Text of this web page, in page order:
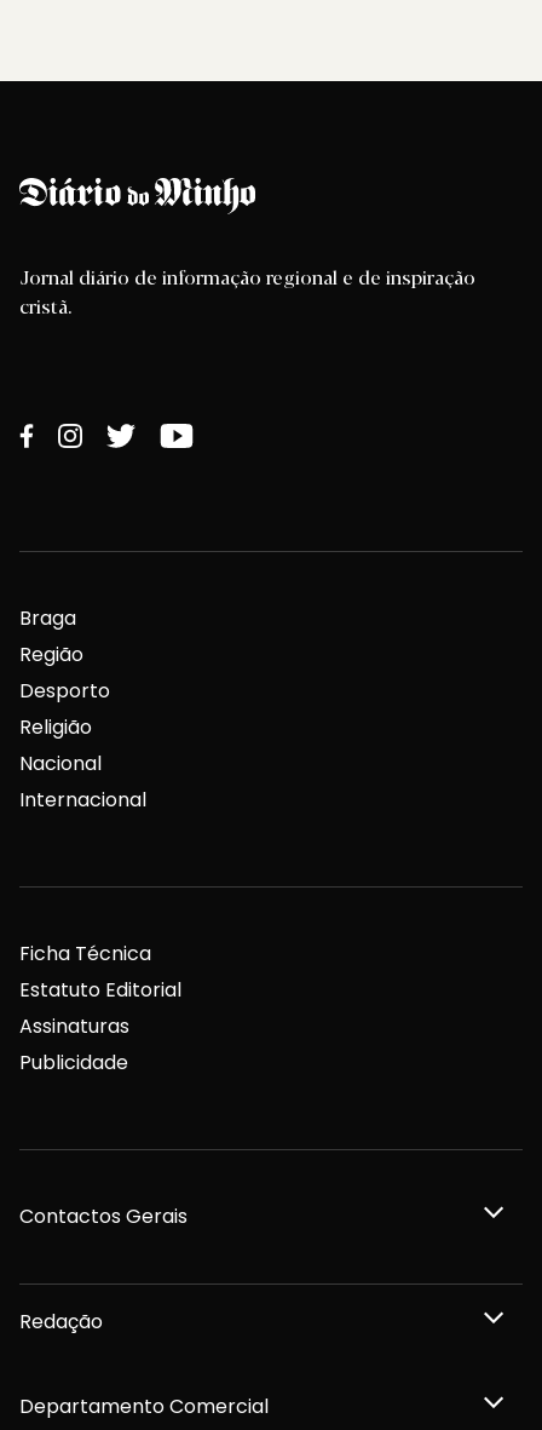
Jornal diário de informação regional e de inspiração
cristã.
Braga
Região
Desporto
Religião
Nacional
Internacional
Ficha Técnica
Estatuto Editorial
Assinaturas
Publicidade
Contactos Gerais
Redação
Departamento Comercial